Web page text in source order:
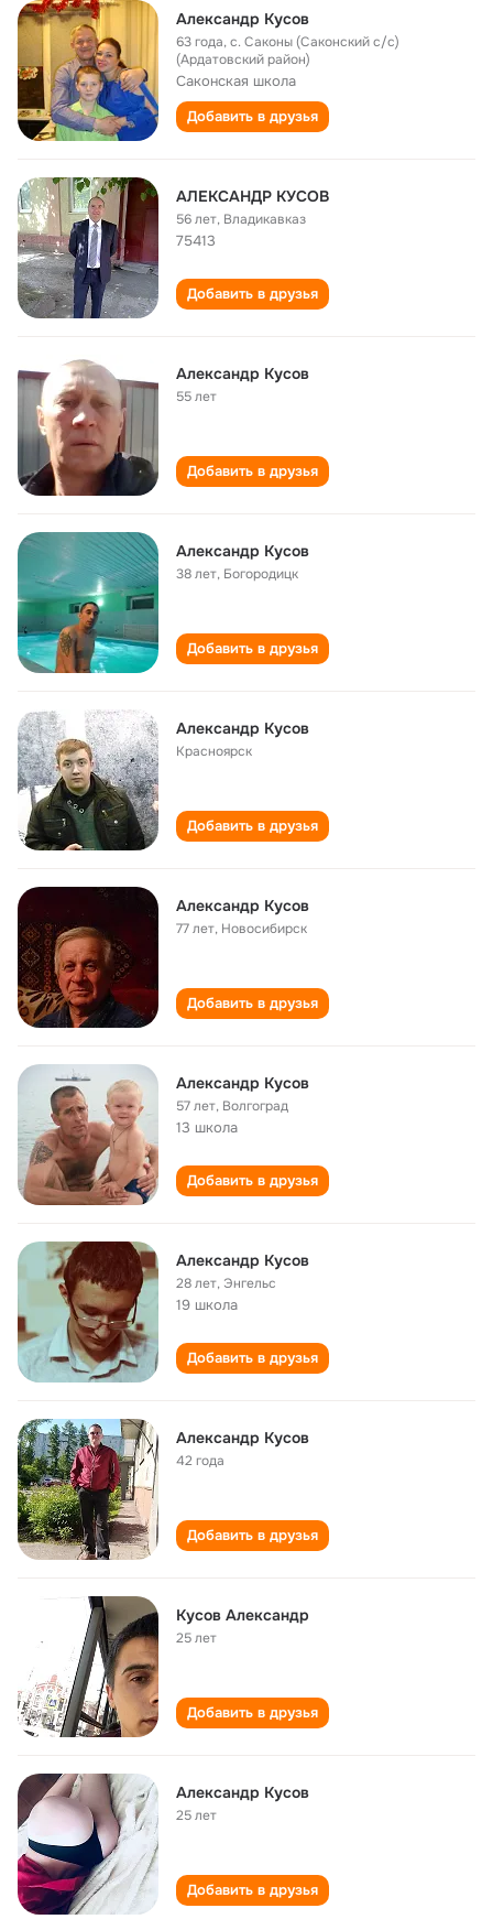
Александр Кусов
63 года,с. Саконы (Саконский с/с)
(Ардатовский район)
Саконская школа
Добавить в друзья
АЛЕКСАНДР КУСОВ
56 лет, Владикавказ
75413
Добавить в друзья
Александр Кусов
55 лет
Добавить в друзья
Александр Кусов
38 лет, Богородицк
Добавить в друзья
Александр Кусов
Красноярск
Добавить в друзья
Александр Кусов
77 лет, Новосибирск
Добавить в друзья
Александр Кусов
57 лет, Волгоград
13 школа
Добавить в друзья
Александр Кусов
28 лет, Энгельс
19 школа
Добавить в друзья
Александр Кусов
42 года
Добавить в друзья
Кусов Александр
25 лет
Добавить в друзья
Александр Кусов
25 лет
Добавить в друзья